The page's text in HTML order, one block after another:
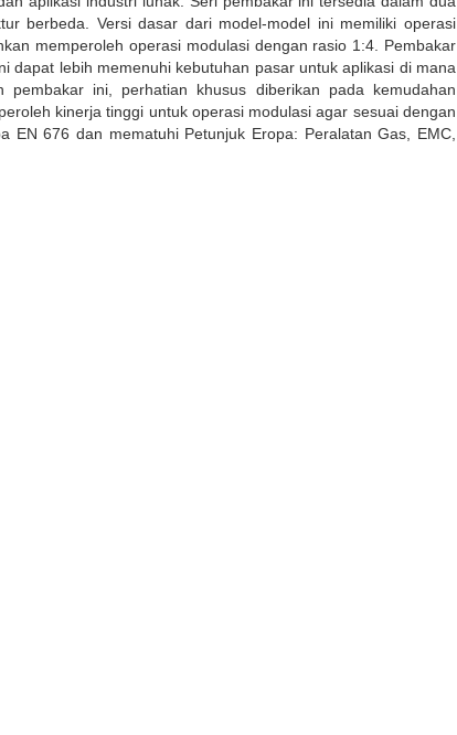
berbeda. Versi dasar dari model-model ini memiliki operasi
memperoleh operasi modulasi dengan rasio 1:4. Pembakar
dapat lebih memenuhi kebutuhan pasar untuk aplikasi di mana
pembakar ini, perhatian khusus diberikan pada kemudahan
kinerja tinggi untuk operasi modulasi agar sesuai dengan
EN 676 dan mematuhi Petunjuk Eropa: Peralatan Gas, EMC,